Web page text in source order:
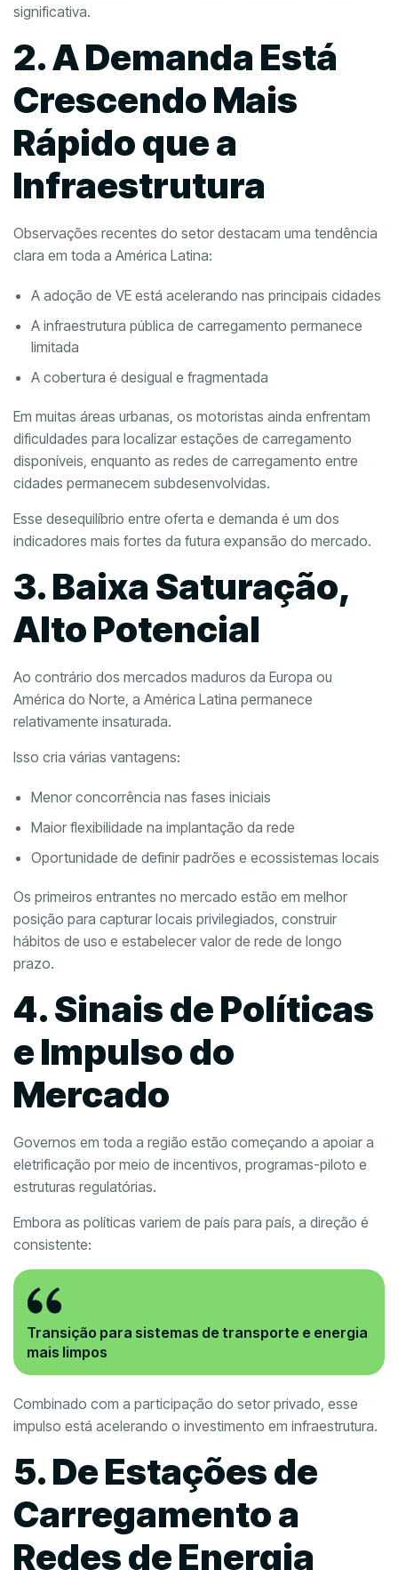
significativa.
2. A Demanda Está
Crescendo Mais
Rápido que a
Infraestrutura
Observações recentes do setor destacam uma tendência
clara em toda a América Latina:
A adoção de VE está acelerando nas principais cidades
A infraestrutura pública de carregamento permanece
limitada
A cobertura é desigual e fragmentada
Em muitas áreas urbanas, os motoristas ainda enfrentam
dificuldades para localizar estações de carregamento
disponíveis, enquanto as redes de carregamento entre
cidades permanecem subdesenvolvidas.
Esse desequilíbrio entre oferta e demanda é um dos
indicadores mais fortes da futura expansão do mercado.
3. Baixa Saturação,
Alto Potencial
Ao contrário dos mercados maduros da Europa ou
América do Norte, a América Latina permanece
relativamente insaturada.
Isso cria várias vantagens:
Menor concorrência nas fases iniciais
Maior flexibilidade na implantação da rede
Oportunidade de definir padrões e ecossistemas locais
Os primeiros entrantes no mercado estão em melhor
posição para capturar locais privilegiados, construir
hábitos de uso e estabelecer valor de rede de longo
prazo.
4. Sinais de Políticas
e Impulso do
Mercado
Governos em toda a região estão começando a apoiar a
eletrificação por meio de incentivos, programas-piloto e
estruturas regulatórias.
Embora as políticas variem de país para país, a direção é
consistente:
Transição para sistemas de transporte e energia
mais limpos
Combinado com a participação do setor privado, esse
impulso está acelerando o investimento em infraestrutura.
5. De Estações de
Carregamento a
Redes de Energia